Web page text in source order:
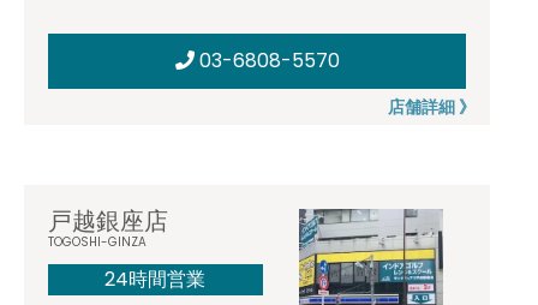
03-6808-5570
店舗詳細 》
戸越銀座店
TOGOSHI-GINZA
24時間営業